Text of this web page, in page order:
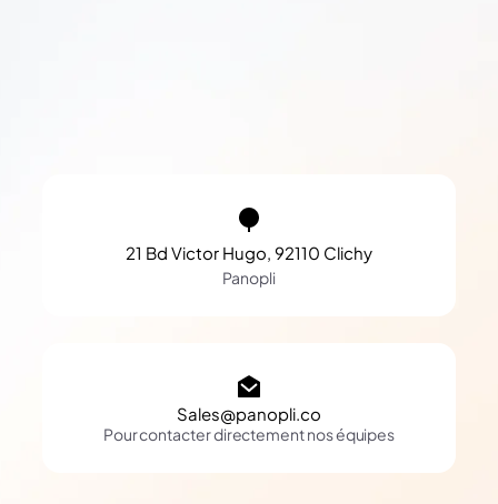
21 Bd Victor Hugo, 92110 Clichy
Panopli
Sales@panopli.co
Pour contacter directement nos équipes